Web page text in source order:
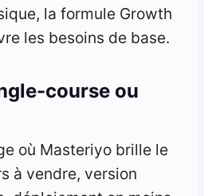
la formule Growth
les besoins de base.
course ou
où Masteriyo brille le
à vendre, version